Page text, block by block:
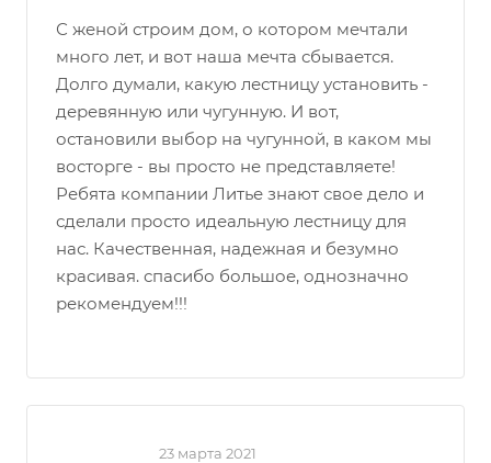
С женой строим дом, о котором мечтали
много лет, и вот наша мечта сбывается.
Долго думали, какую лестницу установить -
деревянную или чугунную. И вот,
остановили выбор на чугунной, в каком мы
восторге - вы просто не представляете!
Ребята компании Литье знают свое дело и
сделали просто идеальную лестницу для
нас. Качественная, надежная и безумно
красивая. спасибо большое, однозначно
рекомендуем!!!
23 марта 2021